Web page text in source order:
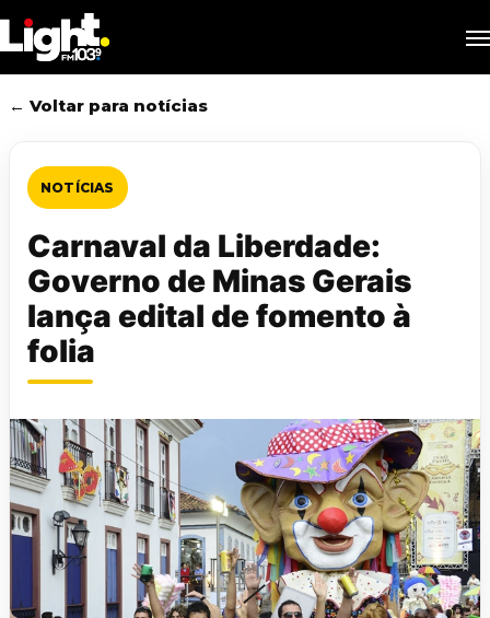
to
main
content
← Voltar para notícias
NOTÍCIAS
Carnaval da Liberdade:
Governo de Minas Gerais
lança edital de fomento à
folia